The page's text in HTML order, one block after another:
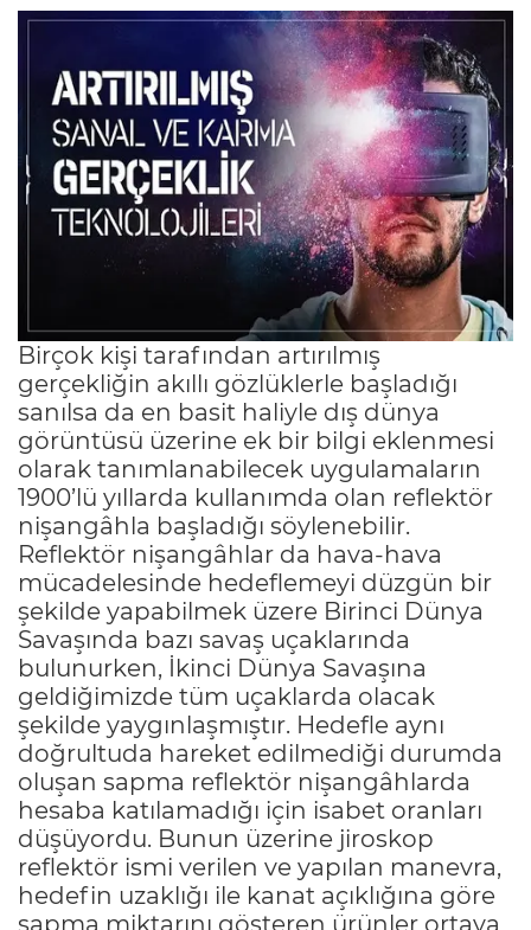
Birçok kişi tarafından artırılmış gerçekliğin akıllı gözlüklerle başladığı sanılsa da en basit haliyle dış dünya görüntüsü üzerine ek bir bilgi eklenmesi olarak tanımlanabilecek uygulamaların 1900’lü yıllarda kullanımda olan reflektör nişangâhla başladığı söylenebilir. Reflektör nişangâhlar da hava-hava mücadelesinde hedeflemeyi düzgün bir şekilde yapabilmek üzere Birinci Dünya Savaşında bazı savaş uçaklarında bulunurken, İkinci Dünya Savaşına geldiğimizde tüm uçaklarda olacak şekilde yaygınlaşmıştır. Hedefle aynı doğrultuda hareket edilmediği durumda oluşan sapma reflektör nişangâhlarda hesaba katılamadığı için isabet oranları düşüyordu. Bunun üzerine jiroskop reflektör ismi verilen ve yapılan manevra, hedefin uzaklığı ile kanat açıklığına göre sapma miktarını gösteren ürünler ortaya çıktı. O yıllarda ekran teknolojileri gelişmediği için bahsi geçen tüm bu sistemler aydınlatma lambaları, optik elemanlar ve ayarlı mekanik aksamlardan oluşuyordu. Devamında ekran teknolojilerinin gelişmesiyle birlikte 1960’lı yıllardan itibaren bu nişangâhların yerini baş üstü gösterge (Head Up Display-HUD) olarak anılan ürünler alırken, günümüzdeki akıllı gözlüklerin atası sayılabilecek ilk örnekler de çıkmaya başlamıştır. Askeri HUD sistemlerinin platforma monteli olması nedeniyle kullanıcının kısıtlı görüş alanında kullanılabilir olması ve bu sebeple eksen dışı (off-axis) hedefleme yapılamaması gerekçeleriyle, kaska entegre kumanda sistemleri geliştirilmiştir. Bu sistemlerde platformla ilgili kritik bilgiler, nişangâh bilgileri ve sensör sistemlerinden gelen görüntüler pilotun gözüne aktarılırken, bir taraftan da pilotun kafa hareketleri hedefleme amacıyla takip edilmektedir. Sanal gerçeklik (Virtual Reality-VR), gerçek dünya ile hiçbir fiziksel bağ bulunmadan tamamen sayısal olarak oluşturulmuş bir ortamı ifade etmektedir. Burada literatürde immersive olarak adlandırılan kapsayıcı bir durum söz konusudur. Artırılmış gerçeklik (Augmented Reality-AR), gerçek dünya üzerine sayısal bilgilerin ve görsellerin doğrudan bindirilmesiyle oluşturulmaktadır. Artırılmış sanallıkta (Augmented Virtuality-AV), sanal gerçeklikteki gibi tamamen sanal bir ortam olmayıp gerçek dünyadan da öğeler bulunmaktadır. Karma gerçeklik (Mixed Reality-MR) ise her ikisinin birleşimi gibi düşünülebilir. Karma gerçeklikte sayısal bilgiler sadece gerçek dünya üzerine bindirilmekle kalmaz, bu bilgiler aynı zamanda gerçek dünya ve kullanıcı ile etkileşim içerisindedir. Bu nedenle karma gerçeklikte, ortamın derinlik sensörleri veya stereo çözümler aracılığıyla üç boyutlu olarak algılanması, konum ile kafa ve el hareketleri takibi öne çıkmaktadır. Genişletilmiş gerçeklik (Extended reality) tanımı ise tüm bahsedilen teknolojileri tek bir çatı isim altında tanımlamak üzere oluşturulmuştur. Genişletilmiş gerçeklikte görsel içeriklerin yanı sıra işitsel ve dokunsal içerikler de bulunmaktadır. Askeri alandaki kullanımına ek olarak başta eğitim, sağlık ve oyun olmak üzere reklam, pazarlama ve alışveriş; sanat, müze, sinema ve eğlence; inşaat, mimarlık ve dekorasyon; üretim, bakım ve onarım; turizm, emlak, lojistik gibi pek çok sektörde kullanım alanı bulunmaktadır. Artırılmış gerçeklikle ilgili olarak bazı özel çözümler dışında akıllı gözlük kullanımı henüz yaygınlaşmadığından bahsi geçen uygulamalar daha çok akıllı telefon ve tablet üzerinden gerçekleştirilmektedir. Bugünkü uygulamalara benzer artırılmış gerçeklik teknolojilerinin ortaya çıkışı yanda bahsedildiği gibi ekran teknolojilerindeki gelişimle doğru orantılıdır. Bu konudaki ilk örnek Ivan Sutterland’ın 1966 yılında geliştirdiği ve Demokles’in Kılıcı ismini verdiği sistemdir. Sistemde, üretilen görüntü minyatür ekranlardan göze yansıtılmakta, mekanik eyleyiciler yardımıyla kafa takibi gerçekleştirilmekte ve o zamanki şartlarda oluşturulabilen grafikler de kafa hareketlerine göre kullanıcıya gösterilmektedir. Günümüze geldiğimizde, geçmişteki CRT (Cathode Ry Tube) tabanlı ekranlardan piksel tabanlı ekranlara; mekanik kafa takibinden, dış ortam için GNSS de dahil olmak üzere kameralar, derinlik sensörleri ve ataletsel sensörlerle gerçekleştirilen daha hassas konum, kafa ve el hareketi tespitine; boyut ve ağırlığı artıran mercek gruplarından, dalga kılavuzu çözümleri ile polinomsal ve meta yüzey optik tasarımlara, özetle uzun süre kullanımı zor sistemlerden giyilebilir teknolojilere ulaştığımızı belirtebiliriz. T.C. Cumhurbaşkanlığı Savunma Sanayii Başkanlığınca yürütülen proje kapsamında, ilk yerli taarruz ve taktik keşif helikopterimiz olan T-129 ATAK Helikopteri için ASELSAN tarafından geliştirilen AVCI Kaska Entegre Kumanda Sistemi, hem kritik bilgilerin pilotun vizörüne yansıtılması hem de içerdiği kafa takip sistemiyle birlikte nişangâh olarak kullanılması sebebiyle tipik bir artırılmış gerçeklik uygulaması örneğidir. Sanal gerçeklik gözlüklerinin atası da 1800’lü yıllara uzanan stereoscope isimli ürünler olarak belirtilebilir. Üç boyutlu hissin oluşması için özel olarak hazırlanmış fotoğraflara bakmak üzere yapılmış bu ürünler, boyut ve görünüm olarak günümüzdeki sanal gerçeklik gözlüklerine oldukça benzemektedir. Kısaca, fotoğrafların yerini ekranın ve gerekli optik elemanların aldığı söylenebilir. Bu da gelişimle ilgili fikirlerin insanlık tarafından her zaman üretilebileceği ancak gerçekleştirilme durumunun teknolojik imkân ve kabiliyetler çerçevesinde olduğu tezini güçlendirmektedir. İçerik olarak da günümüzdekine benzer sanal gerçeklik gözlüklerinin de ilk olarak 1960’lı yıllarda ortaya çıktığı belirtilebilir. Sanal gerçeklik gözlükleri ve uygulamaları askeri alanda özellikle operasyon eğitim amaçlı kullanılmaktadır. Ülkemizin göz bebeği projelerinden Milli Muharip Uçak Projesi kapsamında kullanılacak kaska monteli gösterge sistemi yine ASELSAN tarafından geliştirilmektedir. Platformdaki çok sayıda sensör ve görüntüleme sistemlerinden gelen verilerin gerçek zamanlı olarak işlenip dış dünya referanslı olarak pilotun görüşüne sunulması ile sistem artırılmış gerçeklikten çok bir karma gerçeklik uygulamasına evrilmiştir. Gece ve gündüz görev şartlarında görüntüleme ve hassas kafa takibi yeteneklerine ek olarak platformdaki diğer sistemlerin gelen üç boyutlu ses ve ses tanıma yetenekleriyle birlikte pilotlarımızın durumsal farkındalığı üst seviyeye çıkarken iş yükleri azalıp karar verme süreçleri kısalacaktır. Belirli bir zamana kadar askeri alandaki uygulamaların sivil alana uyarlanması olarak devam eden çalışmalar günümüzde tam tersi olacak şekilde genelde önce sivil uygulamalar için geliştirilip belirli bir olgunluk seviyesine geldikten sonra askeri uygulamalara aktarılmaktadır. Nişangâh ve HUD sistemleriyle başlayan artırılmış gerçeklik serüveni, kaska entegre kumanda sistemleri ve özellikle sivil uygulamalar için akıllı ve sanal gerçeklik gözlükleriyle devam etmektedir. Geleceğe bakıldığında görüntüleme sistemlerinin önce akıllı kontak lens, daha sonra göz içi akıllı lens, retina implantı (yapay göz) ve son olarak da görsel korteks implantlarıyla görme merkezine doğrudan erişim şeklinde ilerleyeceği ön görülmektedir. Artırılmış, sanal, karma kısaca genişletilmiş gerçeklik konularıyla ilgili bir diğer konu da Metaverse’dir. Facebook firmasının ismini Meta olarak değiştirmesiyle birlikte daha çok dikkat çeken Metaverse, sonra, ötesi anlamına gelen ön ek meta ile evren anlamına gelen universe kelimelerinin birleşmesiyle oluşmuş ve evren ötesi anlamına gelmektedir. İlk olarak Neal Stephenson’ın Snow Crash (1992) adlı romanında aynı isimle bahsedilen kavram, tüm dijital dünyaların birleştirilmesiyle oluşturulan kolektif bir sanal paylaşım alanını, yani içinde tüm dijital dünyaların bulunduğu kurgusal evreni ifade etmektedir. Metaverse’in temel yapı taşları ve bileşenleri ile ilgili farklı tanımlamalar bulunmaktadır. Jon Radoff 2021 yılındaki Building the Metaverse adlı yayınında yedi katmandan bahseder. Bu katmanlar sırasıyla deneyim (oyunlar, sosyal uygulamalar, e-sporlar, alışveriş), keşif (reklam ağları, mağazalar, ajanslar vs.), yaratıcı ekonomi (tasarım araçları, varlık piyasaları, iş akışı, ticaret), mekânsal ve üç boyutlu programlama (3D, artırılmış gerçeklik, sanal gerçeklik, çok görevli kullanıcı arayüzleri, coğrafi – mekansal konumlama), merkeziyetsizlik (uçta hesaplama, yapay zekâ, akıllı ajanlar, mikro servisler, blok zincir), insan arayüz (giyilebilir teknolojiler, akıllı gözlükler, mobil teknolojiler, dokunma, mimikler, ses, sinirler), altyapı (5G, WiFi 6, 6G, Bulut, MEMS, Grafik İşlemci) şeklindedir. Bahsi geçen bu katmanların her biri için belirli çalışmalar bulunsa da hedeflenen anlamda bir Metaverse oluşturmak için yeterli değildir. İnsanların bu evrene giriş için kullanacakları akıllı gözlüklerin boyut, ağırlık, batarya ömrü uygun olmalı hesaplama yeteneği yüksek miktarda veri trafiğini yönetecek şekilde gelişmiş olmalıdır. Çoklu kullanıcı ve çok sayıda meta evrenlerin birbirileri ile de bağlantılı olduğu düşünüldüğünde muazzam bir veri trafiğinden bahsedilmektedir. Bu yükü kaldıracak şekilde ağ yapılanması, bulut bilişim ve yapay zekâ uygulamaları gerekmektedir. Nitekim 5G çalışmaları bu amaca hizmet edecek şekilde kurgulanmaktadır. Akla gelen tüm elektronik çevre birimleriyle etkileşim gerekeceğinden nesnelerin interneti de önemli konulardan biridir. Web 3 ile birlikte herhangi bir merkeze bağlı kalmadan erişim imkânı için blok zincir teknolojileri önem arz etmektedir. Benzer olarak sanal ortamdaki içeriklerin, varlıkların alınıp satılabilmesi için de Metaverse’e özel para birimi ve para akış yönteminin oluşturulması gerekmektedir. NFT (Non-Fungible Token) yani takas edilemeyen sanal jeton çalışmaları da bu amaca hizmet edecektir. Son ama en önemli olarak, insanlarına sorunsuz olarak erişebileceği oyun, eğitim, sosyal uygulamalar, spor, alışveriş, sinema vb. içeriklerin oluşturulması gerekecektir. Askeri uygulamalarda genel olarak gizlilik konuları esas olacağından, global ölçekteki Metaverse’lerden ziyade giriş kısıtlamalı ve amaca özel Metaverse’ler oluştur